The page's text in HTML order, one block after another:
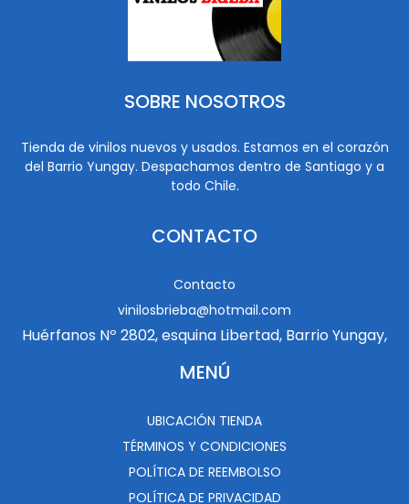
SOBRE NOSOTROS
Tienda de vinilos nuevos y usados. Estamos en el corazón
del Barrio Yungay. Despachamos dentro de Santiago y a
todo Chile.
CONTACTO
Contacto
vinilosbrieba@hotmail.com
Huérfanos Nº 2802, esquina Libertad, Barrio Yungay,
MENÚ
UBICACIÓN TIENDA
TÉRMINOS Y CONDICIONES
POLÍTICA DE REEMBOLSO
POLÍTICA DE PRIVACIDAD